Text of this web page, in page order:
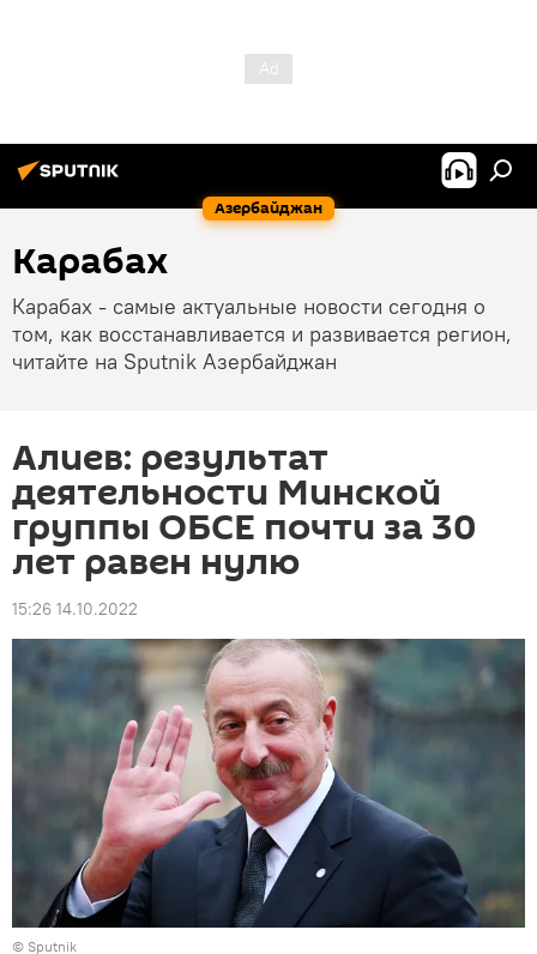
Азербайджан
Карабах
Карабах - самые актуальные новости сегодня о
том, как восстанавливается и развивается регион,
читайте на Sputnik Азербайджан
Алиев: результат
деятельности Минской
группы ОБСЕ почти за 30
лет равен нулю
15:26 14.10.2022
© Sputnik